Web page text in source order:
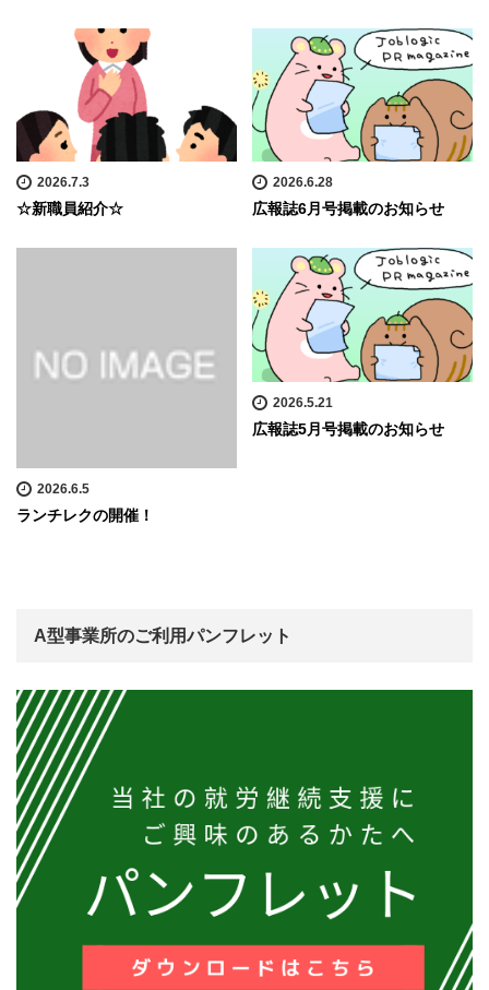
2026.7.3
☆新職員紹介☆
2026.6.28
広報誌6月号掲載のお知らせ
2026.6.5
ランチレクの開催！
2026.5.21
広報誌5月号掲載のお知らせ
A型事業所のご利用パンフレット